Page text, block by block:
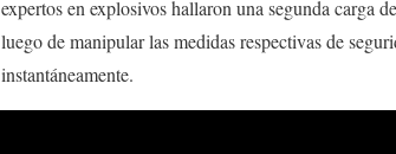
expertos en explosivos hallaron una segunda carga
luego de manipular las medidas respectivas de
instantáneamente.